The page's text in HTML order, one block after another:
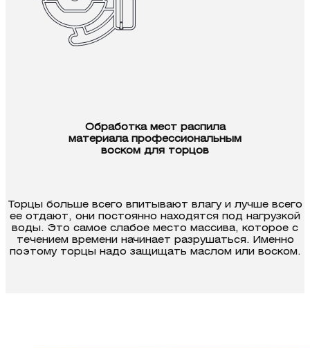
Обработка мест распила
материала профессиональным
воском для торцов
Торцы больше всего впитывают влагу и лучше всего
ее отдают, они постоянно находятся под нагрузкой
воды. Это самое слабое место массива, которое с
течением времени начинает разрушаться. Именно
поэтому торцы надо защи­щать маслом или воском.